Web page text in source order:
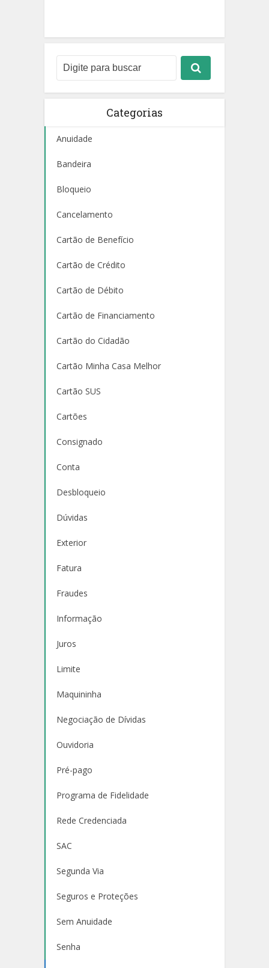
Categorias
Anuidade
Bandeira
Bloqueio
Cancelamento
Cartão de Benefício
Cartão de Crédito
Cartão de Débito
Cartão de Financiamento
Cartão do Cidadão
Cartão Minha Casa Melhor
Cartão SUS
Cartões
Consignado
Conta
Desbloqueio
Dúvidas
Exterior
Fatura
Fraudes
Informação
Juros
Limite
Maquininha
Negociação de Dívidas
Ouvidoria
Pré-pago
Programa de Fidelidade
Rede Credenciada
SAC
Segunda Via
Seguros e Proteções
Sem Anuidade
Senha